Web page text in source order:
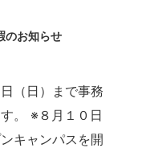
のお知らせ
（日）まで事務
。
※８月１０日
キャンパスを開